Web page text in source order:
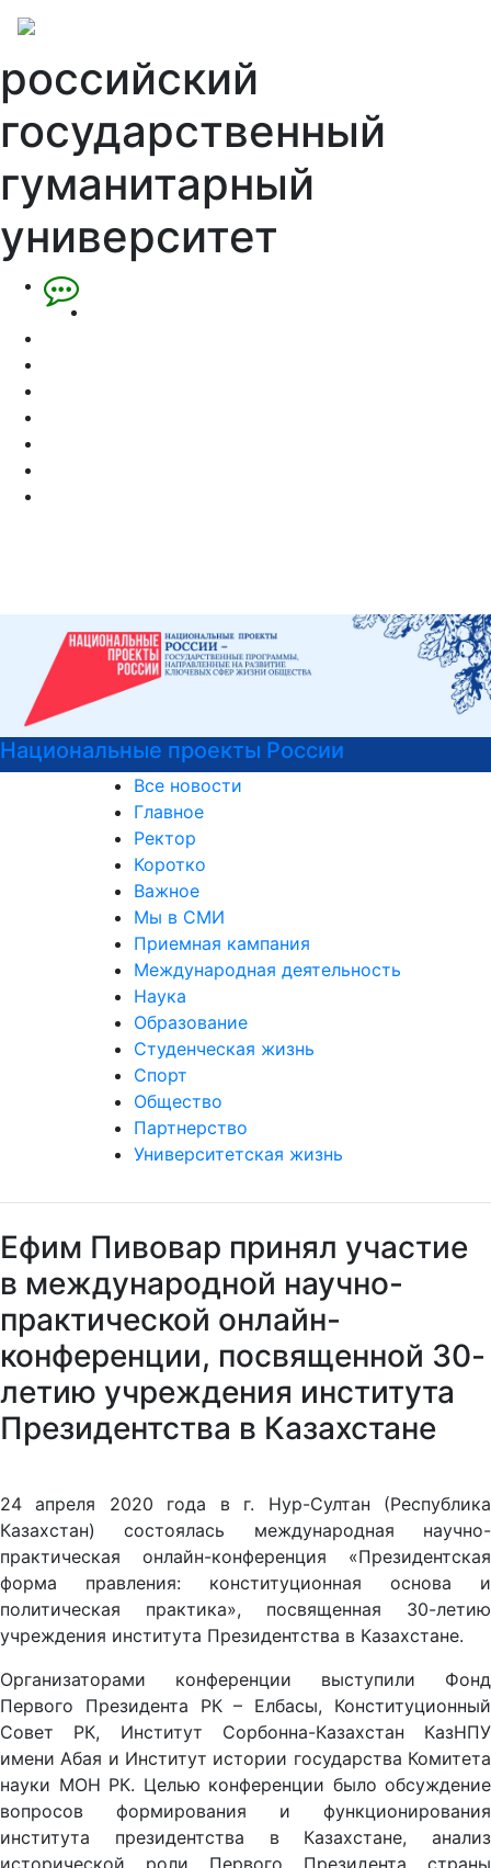
российский
государственный
гуманитарный
университет
Психологическая служба РГГУ
Все новости
Главное
Ректор
Коротко
Важное
Мы в СМИ
Приемная кампания
Международная деятельность
Наука
Образование
Студенческая жизнь
Спорт
Общество
Партнерство
Университетская жизнь
Ефим Пивовар принял участие
в международной научно-
практической онлайн-
конференции, посвященной 30-
летию учреждения института
Президентства в Казахстане
24 апреля 2020 года в г. Нур-Султан (Республика
Казахстан) состоялась международная научно-
практическая онлайн-конференция «Президентская
форма правления: конституционная основа и
политическая практика», посвященная 30-летию
учреждения института Президентства в Казахстане.
Организаторами конференции выступили Фонд
Первого Президента РК – Елбасы, Конституционный
Совет РК, Институт Сорбонна-Казахстан КазНПУ
имени Абая и Институт истории государства Комитета
науки МОН РК. Целью конференции было обсуждение
вопросов формирования и функционирования
института президентства в Казахстане, анализ
исторической роли Первого Президента страны